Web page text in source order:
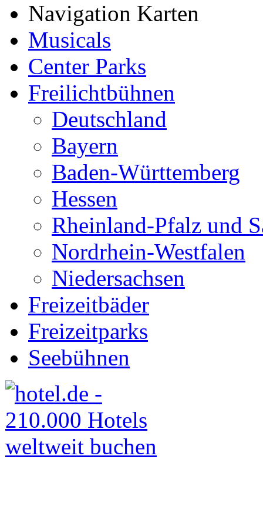
Navigation Karten
Musicals
Center Parks
Freilichtbühnen
Deutschland
Bayern
Baden-Württemberg
Hessen
Rheinland-Pfalz und
Nordrhein-Westfalen
Niedersachsen
Freizeitbäder
Freizeitparks
Seebühnen